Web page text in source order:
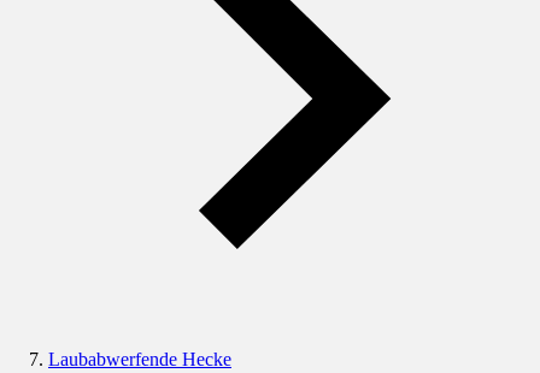
Laubabwerfende Hecke